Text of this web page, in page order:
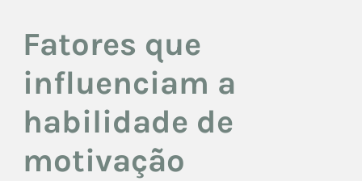
Fatores que
influenciam a
habilidade de
motivação